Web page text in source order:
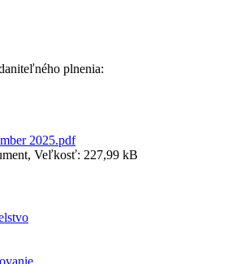
plnenia:
2025.pdf
Veľkosť: 227,99 kB